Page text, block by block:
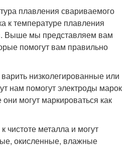
плавления свариваемого
к температуре плавления
Выше мы представляем вам
помогут вам правильно
низколегированные или
нам помогут электроды марок
могут маркироваться как
чистоте металла и могут
окисленные, влажные